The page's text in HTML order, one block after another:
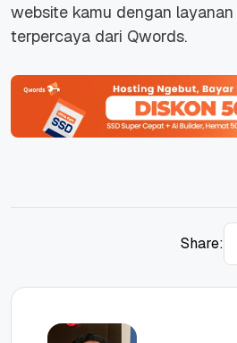
website kamu dengan
terpercaya dari Qwords.
Share: